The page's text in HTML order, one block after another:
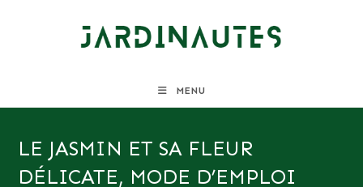
MENU
LE JASMIN ET SA FLEUR
DÉLICATE, MODE D’EMPLOI